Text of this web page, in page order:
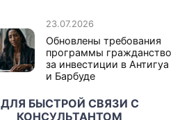
23.07.2026
Обновлены требования
программы гражданство
за инвестиции в Антигуа
и Барбуде
ДЛЯ БЫСТРОЙ СВЯЗИ С
КОНСУЛЬТАНТОМ